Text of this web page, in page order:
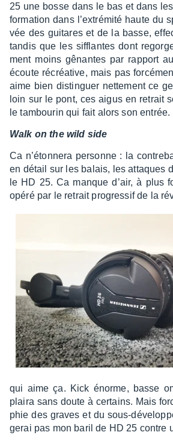
25 une bosse dans le bas et dans
for­ma­tion dans l’ex­tré­mité haute du
vée des guitares et de la basse,
tandis que les sifflantes dont
ment moins gênantes par rapport
écoute récréa­tive, mais pas
aime bien distin­guer nette­ment ce
loin sur le pont, ces aigus en retrait
le tambou­rin qui fait alors son entrée.
Walk on the wild side
Ca n’éton­nera personne : la
en détail sur les balais, les attaques
le HD 25. Ca manque d’air, à plus
opéré par le retrait progres­sif de la
qui aime ça. Kick énorme, basse
plaira sans doute à certains. Mais
phie des graves et du sous-
ge­rai pas mon baril de HD 25 contre